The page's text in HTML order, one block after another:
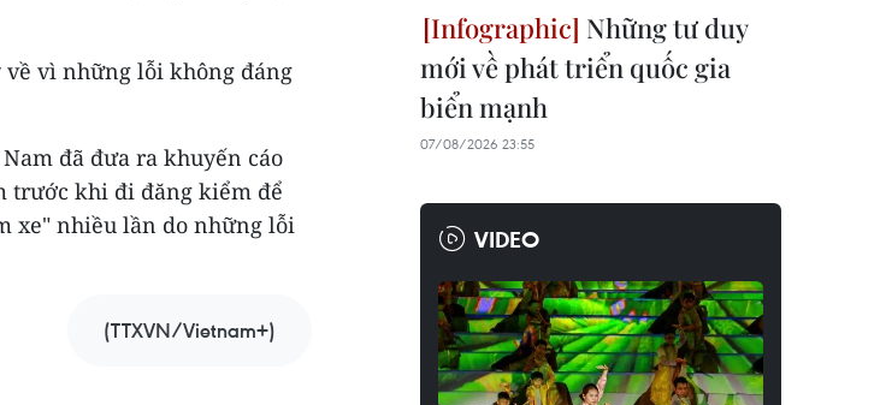
vì những lỗi không đáng
đã đưa ra khuyến cáo
trước khi đi đăng kiểm để
xe" nhiều lần do những lỗi
(TTXVN/Vietnam+)
Những tư duy
mới về phát triển quốc gia
biển mạnh
07/08/2026 23:55
VIDEO